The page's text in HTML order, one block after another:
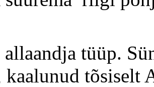
allaandja tüüp.
tõsiselt